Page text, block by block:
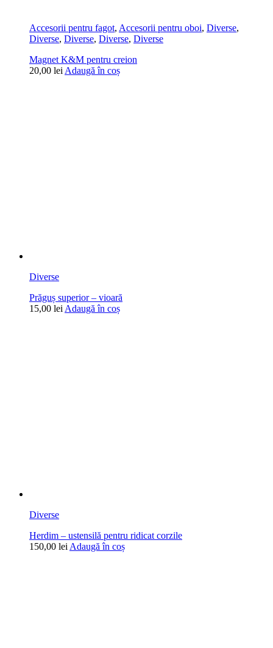
Accesorii pentru fagot, Accesorii pentru oboi, Diverse,
Diverse, Diverse, Diverse, Diverse
Magnet K&M pentru creion
20,00 lei Adaugă în coș
Diverse
Prăguș superior – vioară
15,00 lei Adaugă în coș
Diverse
Herdim – ustensilă pentru ridicat corzile
150,00 lei Adaugă în coș